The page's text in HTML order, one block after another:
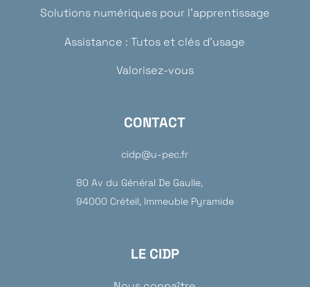
Solutions numériques pour l’apprentissage
Assistance : Tutos et clés d’usage
Valorisez-vous
CONTACT
cidp@u-pec.fr
80 Av du Général De Gaulle,
94000 Créteil, Immeuble Pyramide
LE CIDP